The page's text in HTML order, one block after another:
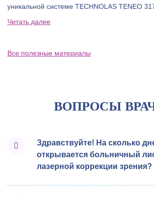
уникальной системе TECHNOLAS TENEO
еще более точный результат и делает
Читать далее
Все полезные материалы
ВОПРОСЫ
Здравствуйте! На сколько
открывается больничный
лазерной коррекции